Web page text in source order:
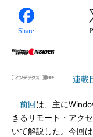
Share
連載
前回は、主に
きるリモート・アク
いて解説した。今回